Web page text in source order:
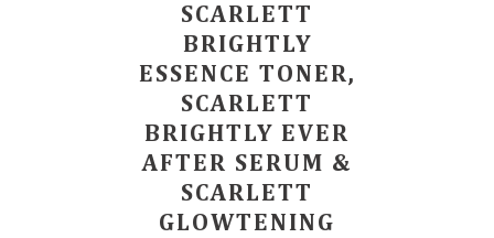
SCARLETT
BRIGHTLY
ESSENCE TONER,
SCARLETT
BRIGHTLY EVER
AFTER SERUM &
SCARLETT
GLOWTENING